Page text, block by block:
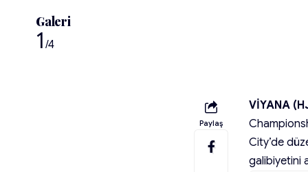
Galeri
1 /4
Paylaş
VİYANA
City’de
galibiyetini